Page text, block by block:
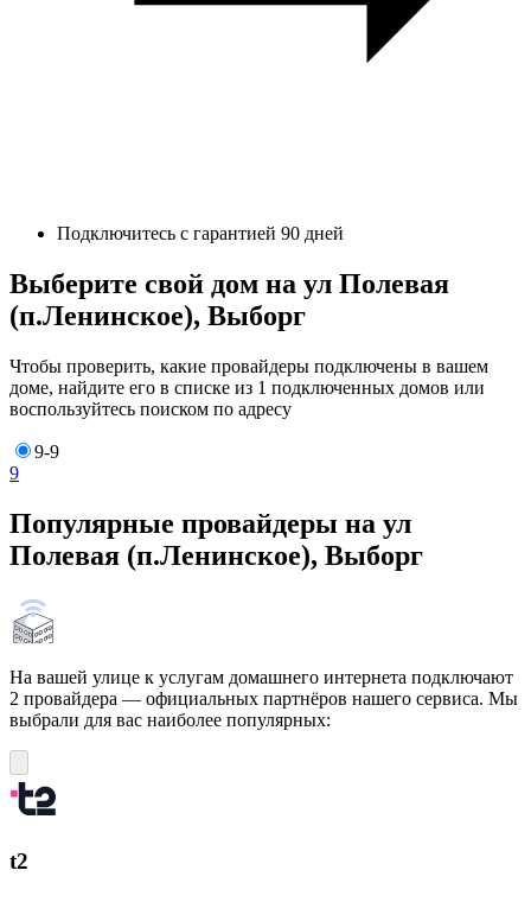
Подключитесь с гарантией 90 дней
Выберите свой дом на ул Полевая
(п.Ленинское), Выборг
Чтобы проверить, какие провайдеры подключены в вашем
доме, найдите его в списке из 1 подключенных домов или
воспользуйтесь поиском по адресу
9-9
9
Популярные провайдеры на ул
Полевая (п.Ленинское), Выборг
На вашей улице к услугам домашнего интернета подключают
2 провайдера — официальных партнёров нашего сервиса. Мы
выбрали для вас наиболее популярных:
t2